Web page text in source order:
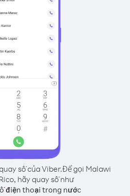
số của Viber.Để gọi Malawi
hãy quay số như
điện thoại trong nước